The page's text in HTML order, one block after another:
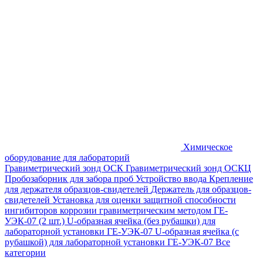
Химическое
оборудование для лабораторий
Гравиметрический зонд ОСК Гравиметрический зонд ОСКЦ
Пробозаборник для забора проб Устройство ввода Крепление
для держателя образцов-свидетелей Держатель для образцов-
свидетелей Установка для оценки защитной способности
ингибиторов коррозии гравиметрическим методом ГЕ-
УЭК-07 (2 шт.) U-образная ячейка (без рубашки) для
лабораторной установки ГЕ-УЭК-07 U-образная ячейка (с
рубашкой) для лабораторной установки ГЕ-УЭК-07 Все
категории